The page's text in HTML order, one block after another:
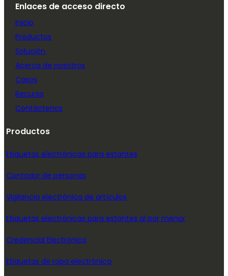
Enlaces de acceso directo
Inicio
Productos
Solución
Acerca de nosotros
Casos
Recurso
Contáctenos
Productos
Etiquetas electrónicas para estantes
Contador de personas
Vigilancia electrónica de artículos
Etiquetas electrónicas para estantes al por menor
Credencial Electrónica
Etiquetas de ropa electrónica